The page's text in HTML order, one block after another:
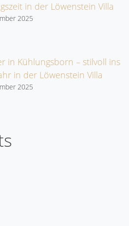
in der Löwenstein Villa
2025
in Kühlungsborn – stilvoll ins
in der Löwenstein Villa
2025